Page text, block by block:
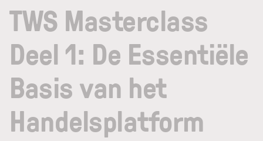
TWS Masterclass
Deel 1: De Essentiële
Basis van het
Handelsplatform